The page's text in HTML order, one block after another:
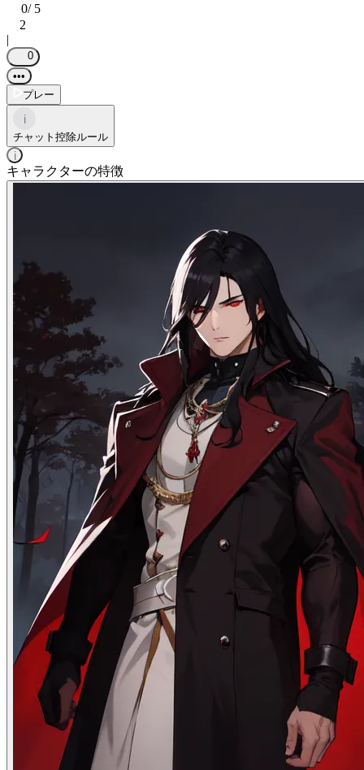
0/ 5
2
|
0
•••
プレー
i
チャット控除ルール
i
キャラクターの特徴